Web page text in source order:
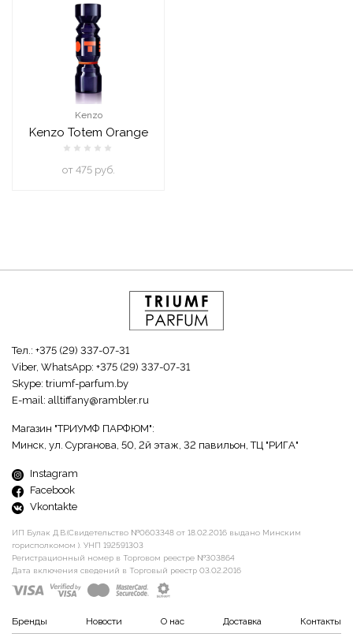
Kenzo
Kenzo Totem Orange
oт 475 руб.
Тел.: +375 (29) 337-07-31
Viber, WhatsApp: +375 (29) 337-07-31
Skype: triumf-parfum.by
E-mail: alltiffany@rambler.ru
Магазин "ТРИУМФ ПАРФЮМ":
Минск, ул. Сурганова, 50, 2й этаж, 32 павильон, ТЦ "РИГА"
Instagram
Facebook
Vkontakte
ИП Булак Д.В.(Свидетельство №0603348 от 18.02.2016 выдано Минским
горисполкомом ). УНП 192591303
Регистрационный номер в Торговом реестре №303864
Дата включения сведений в Торговый реестр 03.02.2016
Бренды Новости О нас Доставка Контакты